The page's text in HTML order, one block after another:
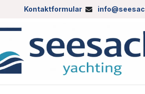
Kontaktformular